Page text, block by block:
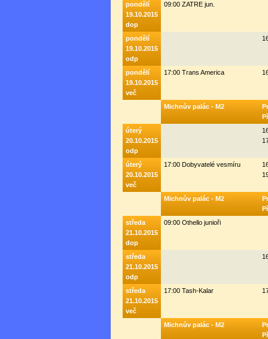
pondělí
19.10.2015
dop
09:00 ZATRE jun.
pondělí
19.10.2015
odp
pondělí
19.10.2015
več
17:00 Trans America
Michnův palác - M2
úterý
20.10.2015
odp
úterý
20.10.2015
več
17:00 Dobyvatelé vesmíru
Michnův palác - M2
středa
21.10.2015
dop
09:00 Othello junioři
středa
21.10.2015
odp
středa
21.10.2015
več
17:00 Tash-Kalar
Michnův palác - M2